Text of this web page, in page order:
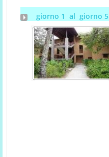
giorno 1 al giorno 5